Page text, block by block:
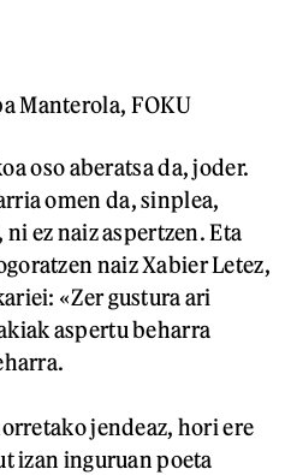
Manterola, FOKU
oso aberatsa da, joder.
omen da, sinplea,
ez naiz aspertzen. Eta
naiz Xabier Letez,
«Zer gustura ari
aspertu beharra
jendeaz, hori ere
izan inguruan poeta